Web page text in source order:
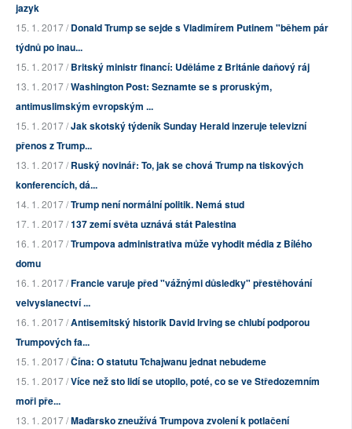
jazyk
15. 1. 2017 /Donald Trump se sejde s Vladimírem Putinem "během pár
týdnů po inau...
15. 1. 2017 /Britský ministr financí: Uděláme z Británie daňový ráj
13. 1. 2017 /Washington Post: Seznamte se s proruským,
antimuslimským evropským ...
15. 1. 2017 /Jak skotský týdeník Sunday Herald inzeruje televizní
přenos z Trump...
13. 1. 2017 /Ruský novinář: To, jak se chová Trump na tiskových
konferencích, dá...
14. 1. 2017 /Trump není normální politik. Nemá stud
17. 1. 2017 /137 zemí světa uznává stát Palestina
16. 1. 2017 /Trumpova administrativa může vyhodit média z Bílého
domu
16. 1. 2017 /Francie varuje před "vážnými důsledky" přestěhování
velvyslanectví ...
16. 1. 2017 /Antisemitský historik David Irving se chlubí podporou
Trumpových fa...
15. 1. 2017 /Čína: O statutu Tchajwanu jednat nebudeme
15. 1. 2017 /Více než sto lidí se utopilo, poté, co se ve Středozemním
moři pře...
13. 1. 2017 /Maďarsko zneužívá Trumpova zvolení k potlačení